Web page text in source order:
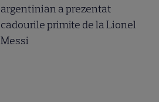
argentinian a prezentat
cadourile primite de la Lionel
Messi